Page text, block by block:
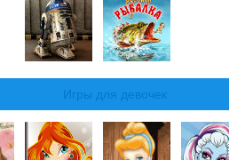
Игры для девочек